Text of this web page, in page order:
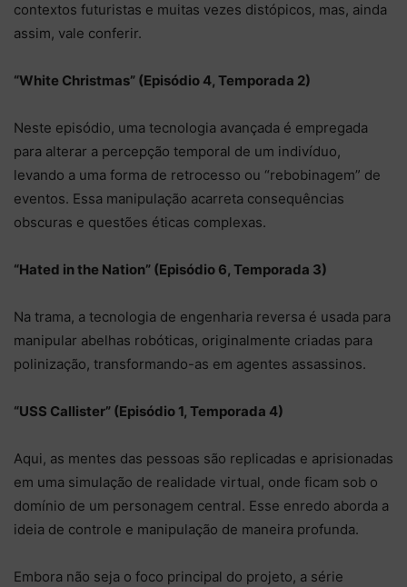
contextos futuristas e muitas vezes distópicos, mas, ainda
assim, vale conferir.
“White Christmas” (Episódio 4, Temporada 2)
Neste episódio, uma tecnologia avançada é empregada
para alterar a percepção temporal de um indivíduo,
levando a uma forma de retrocesso ou “rebobinagem” de
eventos. Essa manipulação acarreta consequências
obscuras e questões éticas complexas.
“Hated in the Nation” (Episódio 6, Temporada 3)
Na trama, a tecnologia de engenharia reversa é usada para
manipular abelhas robóticas, originalmente criadas para
polinização, transformando-as em agentes assassinos.
“USS Callister” (Episódio 1, Temporada 4)
Aqui, as mentes das pessoas são replicadas e aprisionadas
em uma simulação de realidade virtual, onde ficam sob o
domínio de um personagem central. Esse enredo aborda a
ideia de controle e manipulação de maneira profunda.
Embora não seja o foco principal do projeto, a série